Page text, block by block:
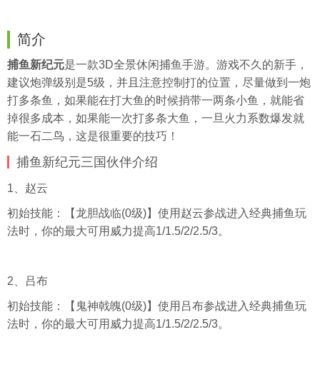
简介
捕鱼新纪元是一款3D全景休闲捕鱼手游。游戏不久的新手，
建议炮弹级别是5级，并且注意控制打的位置，尽量做到一炮
打多条鱼，如果能在打大鱼的时候捎带一两条小鱼，就能省
掉很多成本，如果能一次打多条大鱼，一旦火力系数爆发就
能一石二鸟，这是很重要的技巧！
捕鱼新纪元三国伙伴介绍
1、赵云
初始技能：【龙胆战临(0级)】使用赵云参战进入经典捕鱼玩
法时，你的最大可用威力提高1/1.5/2/2.5/3。
2、吕布
初始技能：【鬼神戟魄(0级)】使用吕布参战进入经典捕鱼玩
法时，你的最大可用威力提高1/1.5/2/2.5/3。